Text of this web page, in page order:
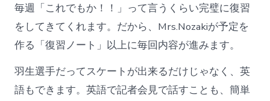
毎週「これでもか！！」って言うくらい完璧に復習
をしてきてくれます。だから、Mrs.Nozakiが予定を
作る「復習ノート」以上に毎回内容が進みます。
羽生選手だってスケートが出来るだけじゃなく、英
語もできます。英語で記者会見で話すことも、簡単